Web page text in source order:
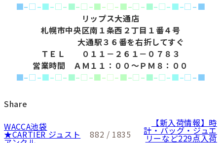
■–□–■–□–■–□–■–□–■–□–■–□–■–□–■
リップス大通店
札幌市中央区南１条西２丁目１番４号
大通駅３６番を右折してすぐ
ＴＥＬ ０１１－２６１－０７８３
営業時間 ＡＭ１１：００～ＰＭ８：００
■–□–■–□–■–□–■–□–■–□–■–□–■–□–■
Share
WACCA池袋
★CARTIER ジュスト 882 / 1835
【新入荷情報】時
計・バッグ・ジュエ
リーなど229点入荷